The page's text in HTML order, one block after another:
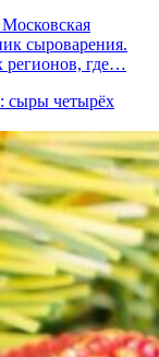
сыроварения.
регионов, где…
сыры четырёх